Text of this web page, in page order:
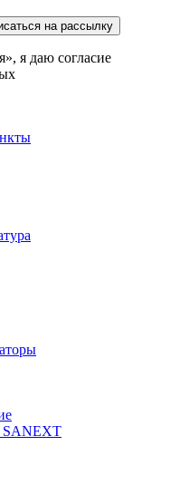
на рассылку
я даю согласие
SANEXT